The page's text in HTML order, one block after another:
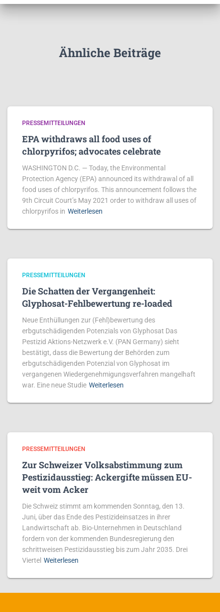
Ähnliche Beiträge
PRESSEMITTEILUNGEN
EPA withdraws all food uses of
chlorpyrifos; advocates celebrate
WASHINGTON D.C. — Today, the Environmental
Protection Agency (EPA) announced its withdrawal of all
food uses of chlorpyrifos. This announcement follows the
9th Circuit Court’s May 2021 order to withdraw all uses of
chlorpyrifos in Weiterlesen
PRESSEMITTEILUNGEN
Die Schatten der Vergangenheit:
Glyphosat-Fehlbewertung re-loaded
Neue Enthüllungen zur (Fehl)bewertung des
erbgutschädigenden Potenzials von Glyphosat Das
Pestizid Aktions-Netzwerk e.V. (PAN Germany) sieht
bestätigt, dass die Bewertung der Behörden zum
erbgutschädigenden Potenzial von Glyphosat im
vergangenen Wiedergenehmigungsverfahren mangelhaft
war. Eine neue Studie Weiterlesen
PRESSEMITTEILUNGEN
Zur Schweizer Volksabstimmung zum
Pestizidausstieg: Ackergifte müssen EU-
weit vom Acker
Die Schweiz stimmt am kommenden Sonntag, den 13.
Juni, über das Ende des Pestizideinsatzes in ihrer
Landwirtschaft ab. Bio-Unternehmen in Deutschland
fordern von der kommenden Bundesregierung den
schrittweisen Pestizidausstieg bis zum Jahr 2035. Drei
Viertel Weiterlesen